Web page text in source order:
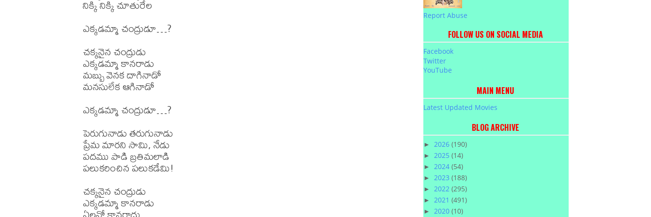
నిక్కి నిక్కి చూతురేల
ఎక్కడమ్మా చంద్రుడూ…?
చక్కనైన చంద్రుడు
ఎక్కడమ్మా కానరాడు
మబ్బు వెనక దాగినాడో
మనసులేక ఆగినాడో
ఎక్కడమ్మా చంద్రుడూ…?
పెరుగునాడు తరుగునాడు
ప్రేమ మారని సామి, నేడు
పదము పాడి బ్రతిమలాడి
పలుకరించిన పలుకడేమి!
చక్కనైన చంద్రుడు
ఎక్కడమ్మా కానరాడు
Report Abuse
FOLLOW US ON SOCIAL MEDIA
Facebook
Twitter
YouTube
MAIN MENU
Latest Updated Movies
BLOG ARCHIVE
► 2026 (190)
► 2025 (14)
► 2024 (54)
► 2023 (188)
► 2022 (295)
► 2021 (491)
► 2020 (10)